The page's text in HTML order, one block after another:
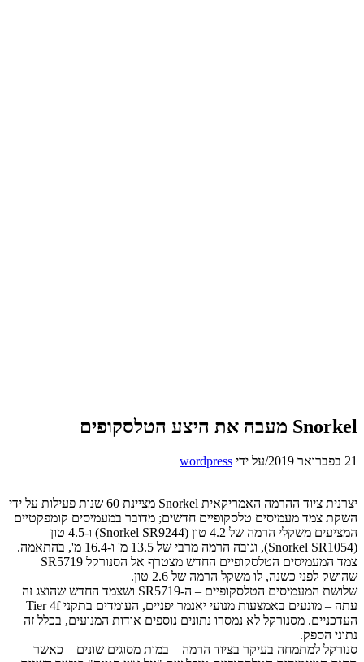
Snorkel מעבה את היצע הטלסקופים
21 בפברואר 2019 /על ידי wordpress
יצרנית ציוד ההרמה האמריקאית Snorkel מציינת 60 שנות פעילות על ידי
השקת צמד מעמיסים טלסקופיים חדשים; מדובר במעמיסים קומפקטיים
המציעים משקלי הרמה של 4.2 טון (Snorkel SR9244) ו-4.5 טון
(Snorkel SR1054), וגובה הרמה מרבי של 13.5 מ' ו-16.4 מ', בהתאמה.
צמד המעמיסים הטלסקופיים החדש מצטרף אל הסנורקל SR5719
שהושק לפני כשנה, לו משקל הרמה של 2.6 טון.
שלושת המעמיסים הטלסקופיים – ה-SR5719 ושצמד החדש שהוצג זה
עתה – מונעים באמצעות מנועי יאנמר יפניים, העומדים בתקני Tier 4f
העדכניים. מסנורקל לא נמסרו נתונים נוספים אודות המנועים, בכלל זה
נתוני הספק.
סנורקל למתמחה בעיקר בציוד הרמה – במות מסוגים שונים – כאשר